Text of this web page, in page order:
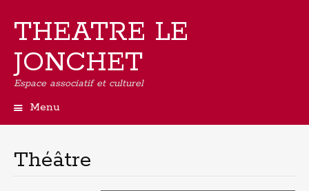
THEATRE LE
JONCHET
Espace associatif et culturel
Menu
contenu
principal
Théâtre